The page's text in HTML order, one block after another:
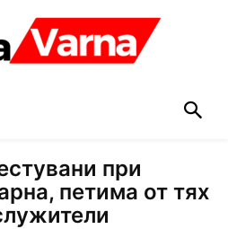
при
петима от тях